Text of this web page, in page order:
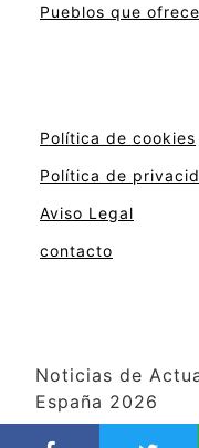
Pueblos que
Política de cookies
Política de
Aviso Legal
contacto
Noticias de
España 2026